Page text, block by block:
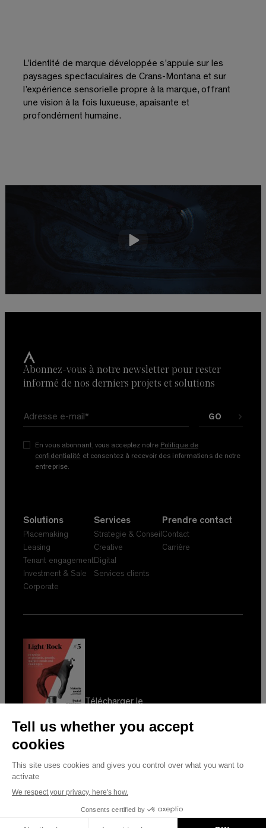
L’identité de marque développée s’appuie sur les
paysages spectaculaires de Crans-Montana et sur
l’expérience sensorielle propre à la marque, offrant
une vision à la fois luxueuse, apaisante et
profondément humaine.
Abonnez-vous à notre newsletter pour rester
informé de nos derniers projets et solutions
En vous abonnant, vous acceptez notre Politique de
confidentialité et consentez à recevoir des informations de notre
entreprise.
Solutions
Placemaking
Leasing
Tenant engagement
Investment & Sale
Corporate
Services
Strategie & Conseil
Creative
Digital
Services clients
Prendre contact
Contact
Carrière
Télécharger le
Light & Rock
Copyright © 2026 Saentys. Tous droits réservés.
Politique de confidentialité